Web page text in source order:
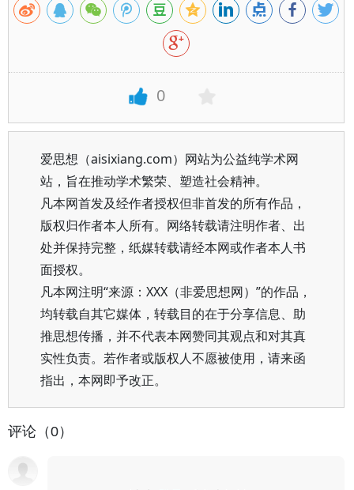
0
爱思想（aisixiang.com）网站为公益纯学术网
站，旨在推动学术繁荣、塑造社会精神。
凡本网首发及经作者授权但非首发的所有作品，
版权归作者本人所有。网络转载请注明作者、出
处并保持完整，纸媒转载请经本网或作者本人书
面授权。
凡本网注明“来源：XXX（非爱思想网）”的作品，
均转载自其它媒体，转载目的在于分享信息、助
推思想传播，并不代表本网赞同其观点和对其真
实性负责。若作者或版权人不愿被使用，请来函
指出，本网即予改正。
评论（0）